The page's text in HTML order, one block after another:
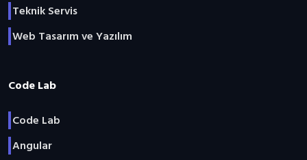
Teknik Servis
Web Tasarım ve Yazılım
Code Lab
Code Lab
Angular